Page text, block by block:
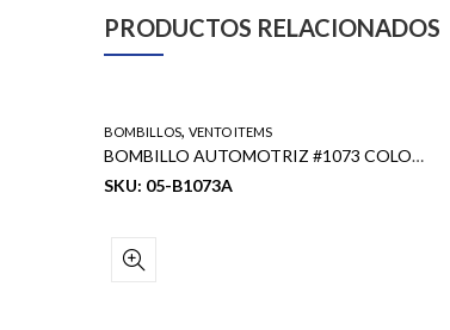
PRODUCTOS RELACIONADOS
BOMBILLOS, VENTO ITEMS
BOMBILLO AUTOMOTRIZ #1073 COLOR ÁMBAR (10 PCS)
SKU: 05-B1073A